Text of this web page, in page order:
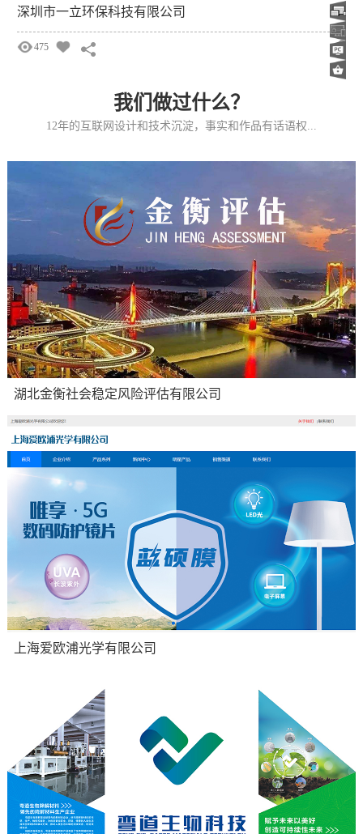
深圳市一立环保科技有限公司
475
我们做过什么？
12年的互联网设计和技术沉淀，事实和作品有话语权...
集团企业官网：
湖北金衡社会稳定风险评估有限公司
品牌网站：品牌网站,豪雅光学,光学镜片,健康保健,医疗,成像,电子设备
上海爱欧浦光学有限公司